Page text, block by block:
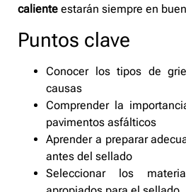
caliente estarán siempre en
Puntos clave
Conocer los tipos de
causas
Comprender la
pavimentos asfálticos
Aprender a preparar
antes del sellado
Seleccionar los